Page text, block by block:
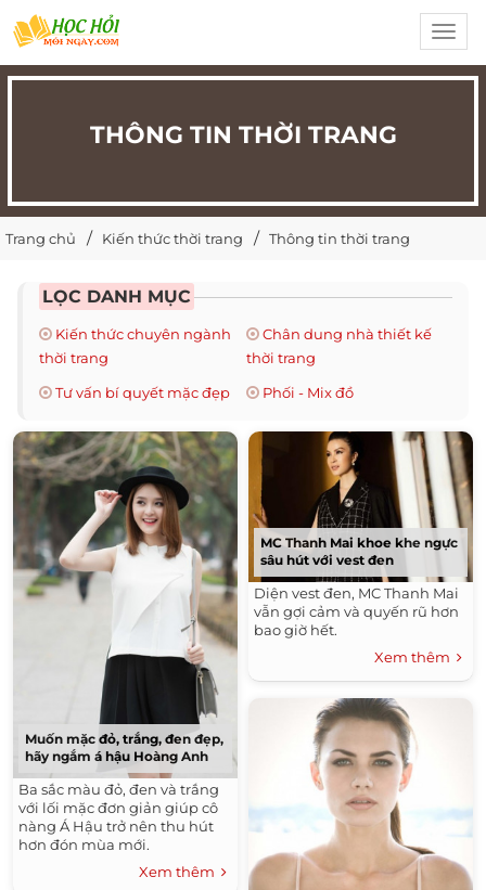
THÔNG TIN THỜI TRANG
Trang chủ Kiến thức thời trang Thông tin thời trang
LỌC DANH MỤC
Kiến thức chuyên ngành
thời trang
Chân dung nhà thiết kế
thời trang
Tư vấn bí quyết mặc đẹp
Phối - Mix đồ
Muốn mặc đỏ, trắng, đen đẹp,
hãy ngắm á hậu Hoàng Anh
Ba sắc màu đỏ, đen và trắng
với lối mặc đơn giản giúp cô
nàng Á Hậu trở nên thu hút
hơn đón mùa mới.
Xem thêm
MC Thanh Mai khoe khe ngực
sâu hút với vest đen
Diện vest đen, MC Thanh Mai
vẫn gợi cảm và quyến rũ hơn
bao giờ hết.
Xem thêm